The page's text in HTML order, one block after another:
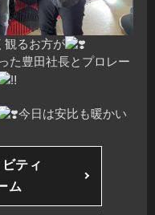
観るお方が
た豊田社長とプロレー
今日は安比も暖かい
ティ
ム